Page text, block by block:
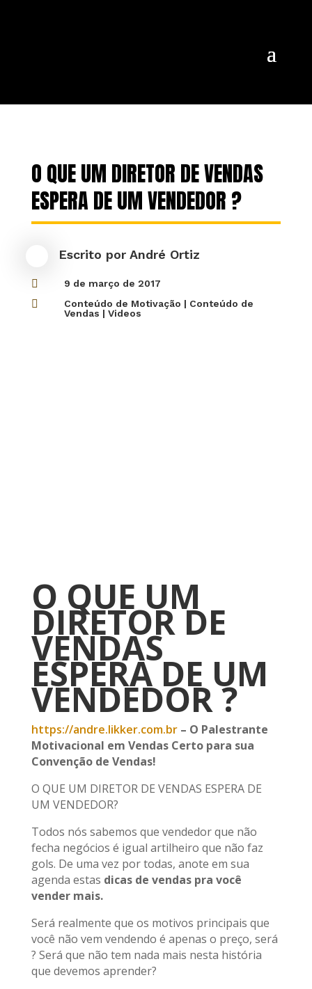
O QUE UM DIRETOR DE VENDAS
ESPERA DE UM VENDEDOR ?
Escrito por André Ortiz
 9 de março de 2017
 Conteúdo de Motivação | Conteúdo de
Vendas | Videos
O QUE UM
DIRETOR DE
VENDAS
ESPERA DE UM
VENDEDOR ?
https://andre.likker.com.br– O Palestrante
Motivacional em Vendas Certo para sua
Convenção de Vendas!
O QUE UM DIRETOR DE VENDAS ESPERA DE
UM VENDEDOR?
Todos nós sabemos que vendedor que não
fecha negócios é igual artilheiro que não faz
gols. De uma vez por todas, anote em sua
agenda estas dicas de vendas pra você
vender mais.
Será realmente que os motivos principais que
você não vem vendendo é apenas o preço, será
? Será que não tem nada mais nesta história
que devemos aprender?